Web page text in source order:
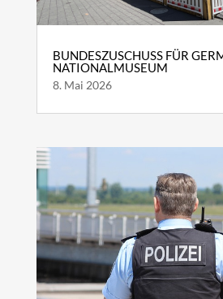
BUNDESZUSCHUSS FÜR
NATIONALMUSEUM
8. Mai 2026